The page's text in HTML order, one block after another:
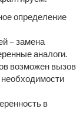
определение
– замена
аналоги.
возможен вызов
необходимости
в